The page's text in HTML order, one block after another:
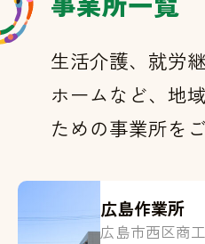
生活介護、就労
ホームなど、地
ための事業所を
広島作業所
広島市西区商